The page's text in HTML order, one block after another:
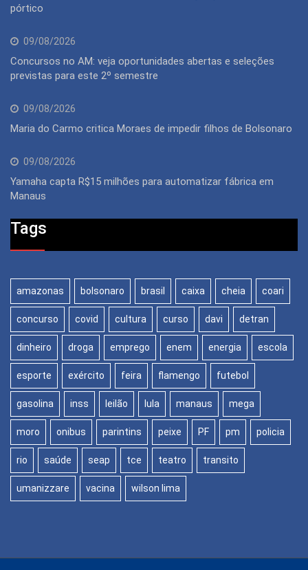
pórtico
09/08/2026
Concursos no AM: veja oportunidades abertas e seleções
previstas para este 2º semestre
09/08/2026
Maria do Carmo critica Moraes de impedir filhos de Bolsonaro
09/08/2026
Yamaha capta R$15 milhões para automatizar fábrica em
Manaus
Tags
amazonas bolsonaro brasil caixa cheia coari
concurso covid cultura curso davi detran
dinheiro droga emprego enem energia escola
esporte exército feira flamengo futebol
gasolina inss leilão lula manaus mega
moro onibus parintins peixe PF pm policia
rio saúde seap tce teatro transito
umanizzare vacina wilson lima